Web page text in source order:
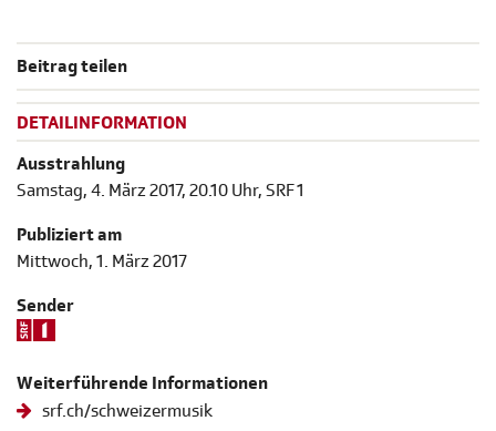
Beitrag teilen
DETAILINFORMATION
Ausstrahlung
Samstag, 4. März 2017, 20.10 Uhr, SRF 1
Publiziert am
Mittwoch, 1. März 2017
Sender
Weiterführende Informationen
srf.ch/schweizermusik